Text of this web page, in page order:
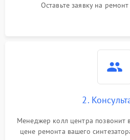
Оставьте заявку на
2.
Менеджер колл центра позвонит
цене ремонта вашего